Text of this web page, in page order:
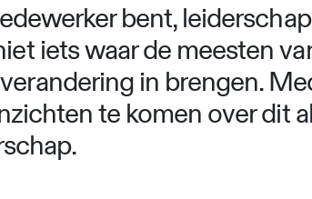
bent,
iets waar de meesten
in brengen.
te komen over dit